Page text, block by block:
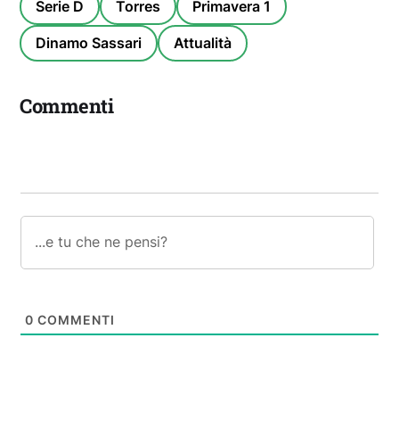
Serie D Torres Primavera 1
Dinamo Sassari Attualità
Commenti
0 COMMENTI